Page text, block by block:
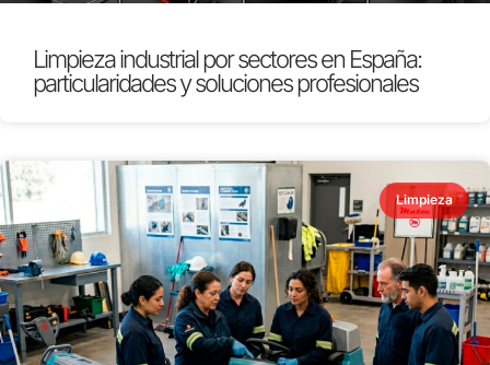
Limpieza industrial por sectores en España:
particularidades y soluciones profesionales
Limpieza